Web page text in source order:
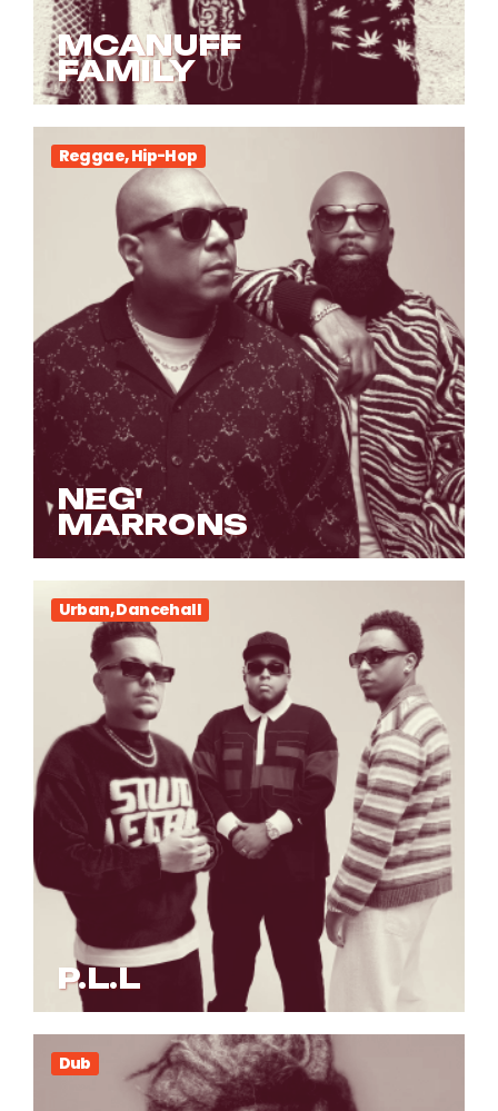
MCANUFF
FAMILY
Reggae, Hip-Hop
NEG'
MARRONS
Urban, Dancehall
P.L.L
Dub